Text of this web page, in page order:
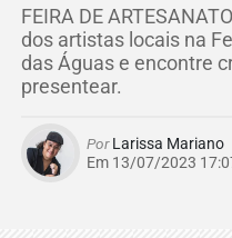
FEIRA DE
dos artistas locais na
das Águas e encontre
presentear.
PorLarissa Mariano
Em 13/07/2023